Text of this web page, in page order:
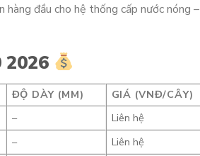
đầu cho hệ thống cấp nước nóng –
2026
ĐỘ DÀY (MM)
GIÁ (VNĐ/CÂY)
–
Liên hệ
–
Liên hệ